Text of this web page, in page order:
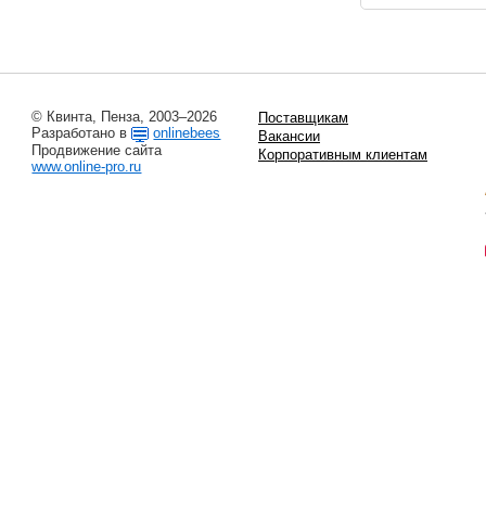
© Квинта, Пенза, 2003–2026
Разработано в
onlinebees
Продвижение сайта
www.online-pro.ru
Поставщикам
Вакансии
Корпоративным клиентам